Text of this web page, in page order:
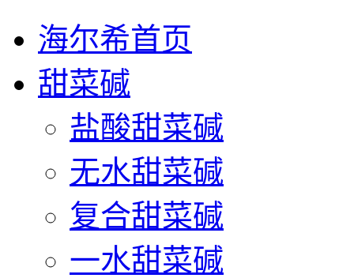
海尔希首页
甜菜碱
盐酸甜菜碱
无水甜菜碱
复合甜菜碱
一水甜菜碱